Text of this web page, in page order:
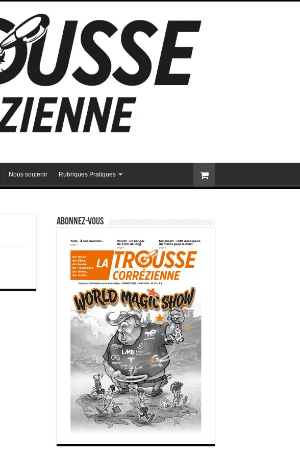
Nous soutenir Rubriques Pratiques
Abonnez-vous